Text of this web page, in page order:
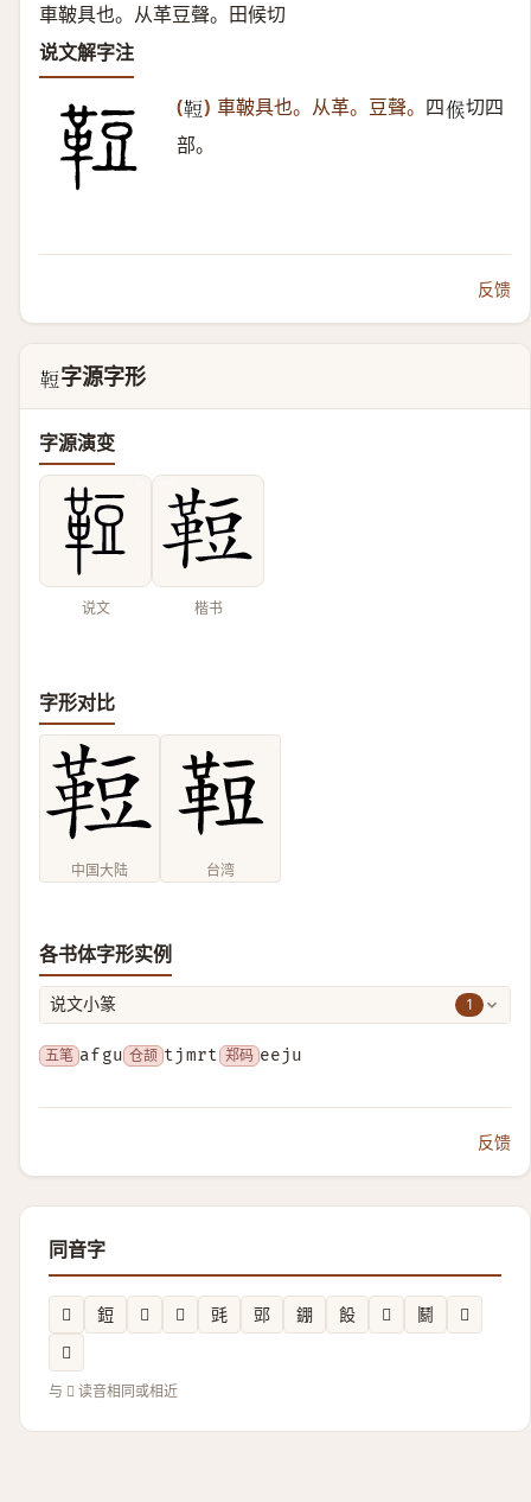
車鞁具也。从革豆聲。田候切
说文解字注
(𩊪 ) 車鞁具也。从革。豆聲。 四𠋫 切四
部。
反馈
𩊪 字源字形
字源演变
说文 楷书
字形对比
中国大陆 台湾
各书体字形实例
说文小篆 1
五笔 afgu 仓颉 tjmrt 郑码 eeju
反馈
同音字
𨷖 鋀 𧯞 𧮡 毭 郖 錋 䬦 𤀨 鬭
𧯣
𩑯
与 𩊪 读音相同或相近